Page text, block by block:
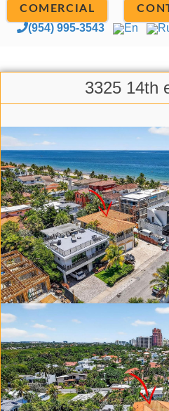
COMERCIAL
(954) 995-3543 En
3325 14th